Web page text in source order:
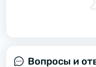
Вопросы и